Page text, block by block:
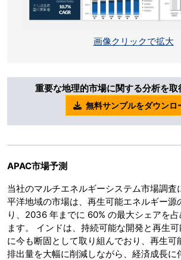
画像クリックで拡大
重要な地理的市場に関する分析を取
無料サンプルをダウンロ
APAC市場予測
当社のマルチエネルギーシステム市場調査
平洋地域の市場は、再生可能エネルギー源
り、2036 年までに 60% の最大シェアを
ます。 インドは、持続可能な開発と再生
に今も断固として取り組んでおり、再生可
排出量を大幅に削減しながら、経済成長に